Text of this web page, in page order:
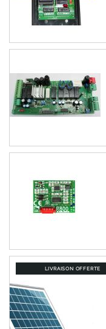
160,18 €
LIVRAISON OFFERTE